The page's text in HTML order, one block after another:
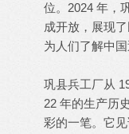
位。2024 年，
成开放，展现
为人们了解中
巩县兵工厂从
22 年的生产历
彩的一笔。它